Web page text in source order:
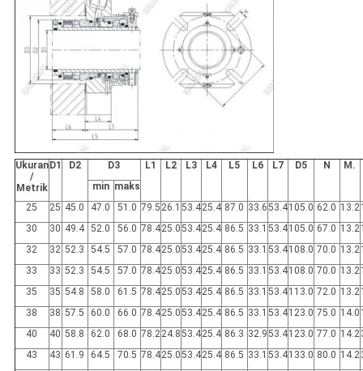
Ukuran
/
Metrik
D1 D2 D3 L1 L2 L3 L4 L5 L6 L7 D5 N
M.
min maks
25
25 45.0 47.0 51.0 79.5 26.1 53.425.4 87.0 33.653.4105.0 62.0 13.2
30
30 49.4 52.0 56.0 78.425.053.425.4 86.5 33.1 53.4105.0 67.0 13.2
32
32 52.3 54.5 57.0 78.425.053.425.4 86.5 33.1 53.4108.0 70.0 13.2
33
33 52.3 54.5 57.0 78.425.053.425.4 86.5 33.1 53.4108.0 70.0 13.2
35
35 54.8 58.0 61.5 78.425.053.425.4 86.5 33.1 53.4113.0 72.0 13.2
38
38 57.5 60.0 66.0 78.425.053.425.4 86.5 33.1 53.4123.0 75.0 14.0
40
40 58.8 62.0 68.0 78.2 24.853.425.4 86.3 32.953.4123.0 77.0 14.2
43
43 61.9 64.5 70.5 78.425.053.425.4 86.5 33.1 53.4133.0 80.0 14.2